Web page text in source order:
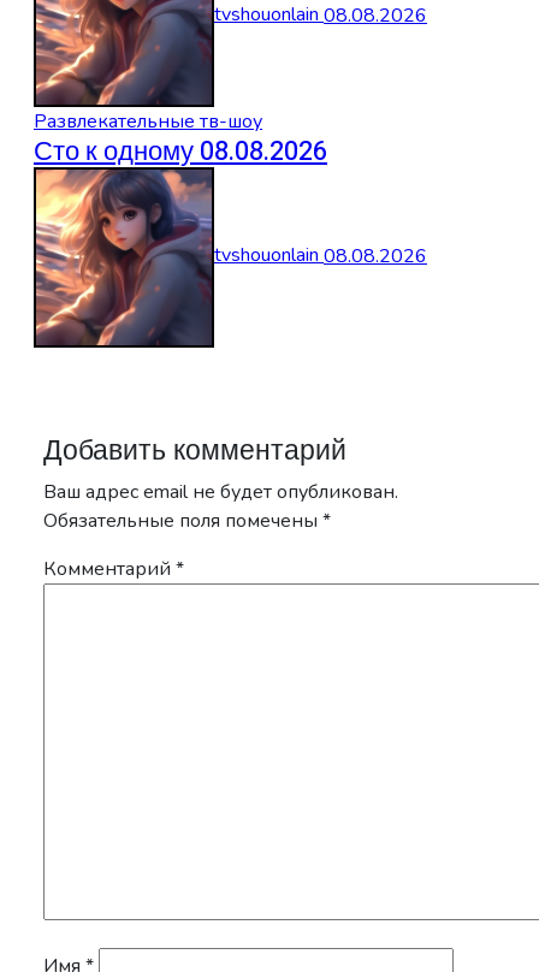
tvshouonlain08.08.2026
Развлекательные тв-шоу
Сто к одному 08.08.2026
tvshouonlain08.08.2026
Добавить комментарий
Ваш адрес email не будет опубликован.
Обязательные поля помечены *
Комментарий *
Имя *